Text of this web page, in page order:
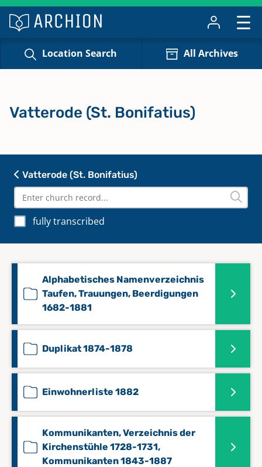
Location Search All Archives
Vatterode (St. Bonifatius)
fully transcribed
Alphabetisches Namenverzeichnis
Taufen, Trauungen, Beerdigungen
1682-1881
Duplikat 1874-1878
Einwohnerliste 1882
Kommunikanten, Verzeichnis der
Kirchenstühle 1728-1731,
Kommunikanten 1843-1887
Vatterode (St. Bonifatius)